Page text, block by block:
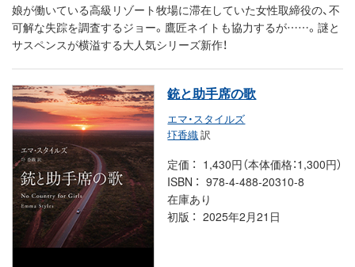
娘が働いている高級リゾート牧場に滞在していた女性取締役の、不
可解な失踪を調査するジョー。鷹匠ネイトも協力するが……。謎と
サスペンスが横溢する大人気シリーズ新作！
銃と助手席の歌
エマ・スタイルズ
圷香織訳
定価
1,430円（本体価格：1,300円）
ISBN
978-4-488-20310-8
在庫あり
初版
2025年2月21日